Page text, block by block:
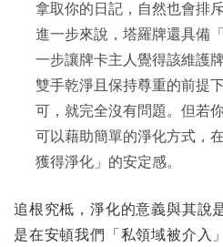
拿取你的日記，自然也會排
進一步來說，塔羅牌還具備
一步讓牌卡主人覺得該維護
雙手乾淨且保持尊重的前提
可，就完全沒有問題。但若
可以藉助簡單的淨化方式，
獲得淨化」的安定感。
追根究柢，淨化的意義與其說
是在安頓我們「私領域被介入